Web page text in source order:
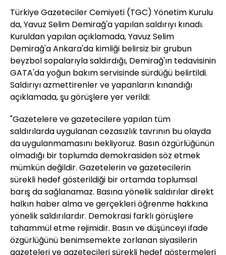
Türkiye Gazeteciler Cemiyeti (TGC) Yönetim Kurulu
da, Yavuz Selim Demirağ'a yapılan saldırıyı kınadı.
Kuruldan yapılan açıklamada, Yavuz Selim
Demirağ'a Ankara'da kimliği belirsiz bir grubun
beyzbol sopalarıyla saldırdığı, Demirağ'ın tedavisinin
GATA'da yoğun bakım servisinde sürdüğü belirtildi.
Saldırıyı azmettirenler ve yapanların kınandığı
açıklamada, şu görüşlere yer verildi:
"Gazetelere ve gazetecilere yapılan tüm
saldırılarda uygulanan cezasızlık tavrının bu olayda
da uygulanmamasını bekliyoruz. Basın özgürlüğünün
olmadığı bir toplumda demokrasiden söz etmek
mümkün değildir. Gazetelerin ve gazetecilerin
sürekli hedef gösterildiği bir ortamda toplumsal
barış da sağlanamaz. Basına yönelik saldırılar direkt
halkın haber alma ve gerçekleri öğrenme hakkına
yönelik saldırılardır. Demokrasi farklı görüşlere
tahammül etme rejimidir. Basın ve düşünceyi ifade
özgürlüğünü benimsemekte zorlanan siyasilerin
gazeteleri ve gazetecileri sürekli hedef göstermeleri